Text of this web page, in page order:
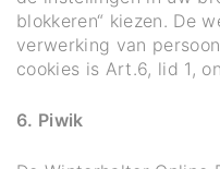
blokkeren“ kiezen. De
verwerking van
cookies is Art.6, lid 1,
6. Piwik